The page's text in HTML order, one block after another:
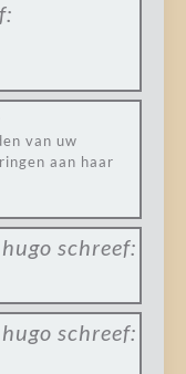
van uw
aan haar
schreef:
schreef: